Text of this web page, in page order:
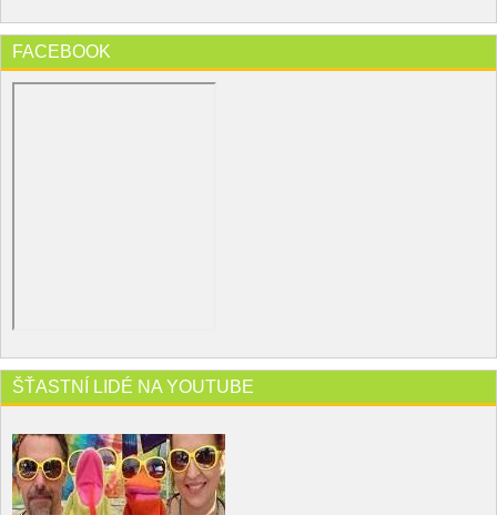
FACEBOOK
ŠŤASTNÍ LIDÉ NA YOUTUBE